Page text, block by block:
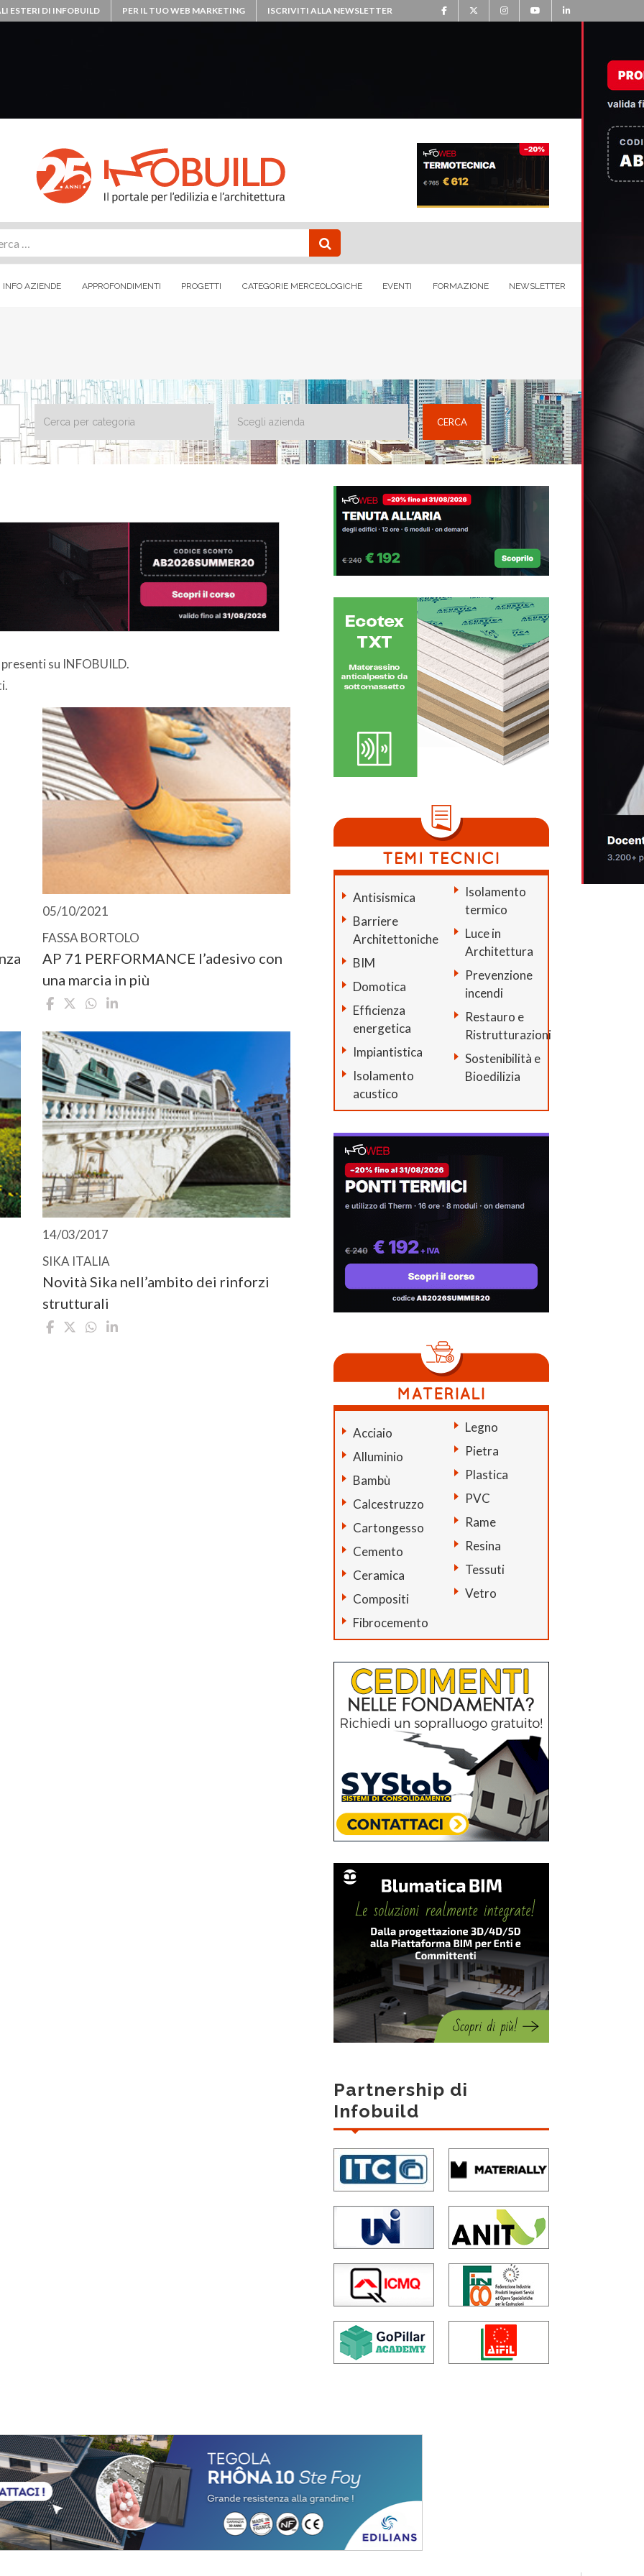
ESTERI DI INFOBUILD PER IL TUO WEB MARKETING ISCRIVITI ALLA NEWSLETTER
INFO AZIENDE APPROFONDIMENTI PROGETTI CATEGORIE MERCEOLOGICHE EVENTI FORMAZIONE NEWSLETTER
su INFOBUILD.
05/10/2021
FASSA BORTOLO
AP 71 PERFORMANCE l’adesivo con
una marcia in più
14/03/2017
SIKA ITALIA
Novità Sika nell’ambito dei rinforzi
strutturali
Antisismica
Barriere
Architettoniche
BIM
Domotica
Efficienza
energetica
Impiantistica
Isolamento
acustico
Isolamento
termico
Luce in
Architettura
Prevenzione
incendi
Restauro e
Ristrutturazioni
Sostenibilità e
Bioedilizia
Acciaio
Alluminio
Bambù
Calcestruzzo
Cartongesso
Cemento
Ceramica
Compositi
Fibrocemento
Legno
Pietra
Plastica
PVC
Rame
Resina
Tessuti
Vetro
Partnership di
Infobuild